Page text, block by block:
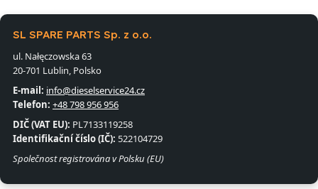
SL SPARE PARTS Sp. z o.o.
ul. Nałęczowska 63
20-701 Lublin, Polsko
E-mail: info@dieselservice24.cz
Telefon: +48 798 956 956
DIČ (VAT EU): PL7133119258
Identifikační číslo (IČ): 522104729
Společnost registrována v Polsku (EU)